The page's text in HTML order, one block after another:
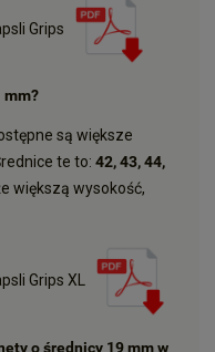
Grips
mm?
są większe
te to: 42, 43, 44,
większą wysokość,
Grips XL
o średnicy 19 mm w